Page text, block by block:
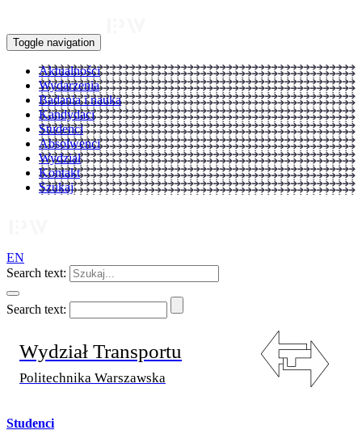
Toggle navigation
Aktualności
Wydarzenia
Badania i nauka
Kandydaci
Studenci
Absolwenci
Wydział
Kontakt
Szukaj
EN
Search text:
Search text:
Wydział Transportu
Politechnika Warszawska
Studenci